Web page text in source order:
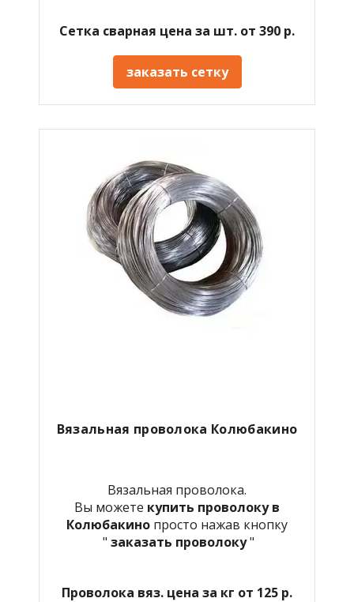
Сетка сварная цена за шт. от 390 р.
заказать сетку
Вязальная проволока Колюбакино
Вязальная проволока.
Вы можете купить проволоку в
Колюбакино просто нажав кнопку
" заказать проволоку"
Проволока вяз. цена за кг от 125 р.